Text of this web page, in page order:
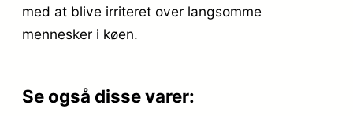
med at blive irriteret over langsomme
mennesker i køen.
Se også disse varer: